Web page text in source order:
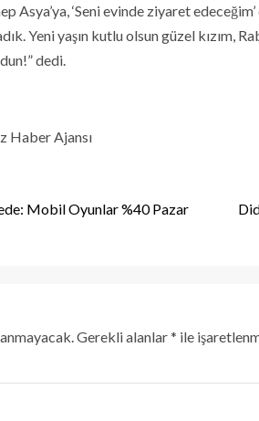
Asya’ya, ‘Seni evinde ziyaret
Yeni yaşın kutlu olsun güzel kızım,
dedi.
Haber Ajansı
Mobil Oyunlar %40 Pazar
Gerekli alanlar* ile